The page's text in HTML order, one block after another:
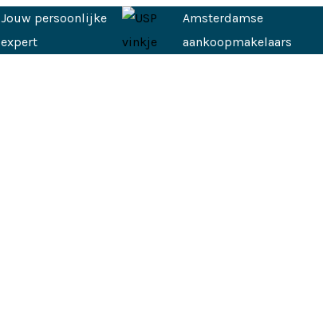
Jouw persoonlijke
expert
Amsterdamse
aankoopmakelaars